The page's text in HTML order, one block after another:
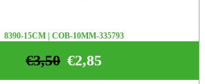
8390-15CM | COB-10MM-335793
€2,85
€3,50